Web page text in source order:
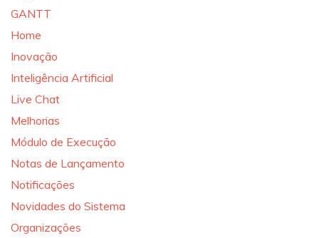
GANTT
Home
Inovação
Inteligência Artificial
Live Chat
Melhorias
Módulo de Execução
Notas de Lançamento
Notificações
Novidades do Sistema
Organizações